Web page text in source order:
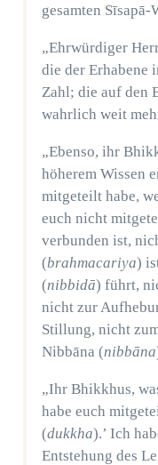
gesamten Sīsapā-
„Ehrwürdiger
die der Erhabene
Zahl; die auf den
wahrlich weit
„Ebenso, ihr
höherem Wissen
mitgeteilt habe,
euch nicht
verbunden ist,
(brahmacariya)
(nibbidā) führt,
nicht zur
Stillung, nicht
Nibbāna (nibbāna
„Ihr Bhikkhus,
habe euch
(dukkha).’ Ich
Entstehung des